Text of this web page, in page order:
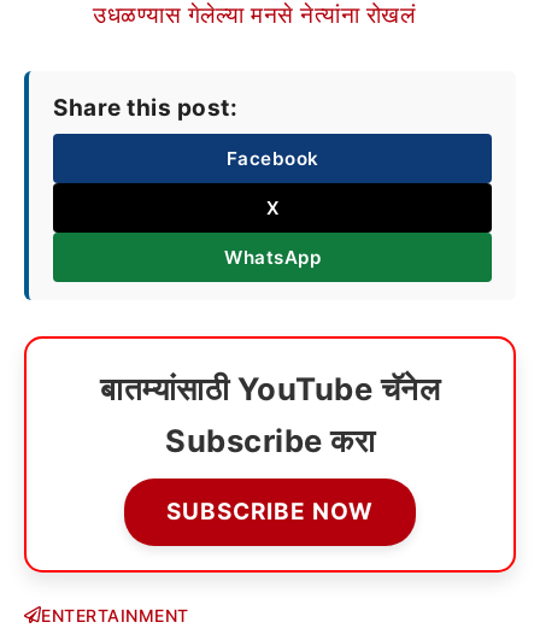
उधळण्यास गेलेल्या मनसे नेत्यांना रोखलं
Share this post:
Facebook
X
WhatsApp
बातम्यांसाठी YouTube चॅनेल
Subscribe करा
SUBSCRIBE NOW
ENTERTAINMENT